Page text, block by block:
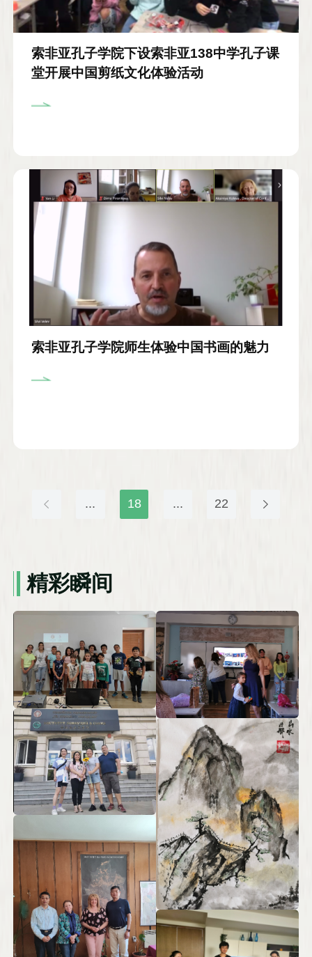
索非亚孔子学院下设索非亚138中学孔子课
堂开展中国剪纸文化体验活动
索非亚孔子学院师生体验中国书画的魅力
... 18 ... 22
精彩瞬间